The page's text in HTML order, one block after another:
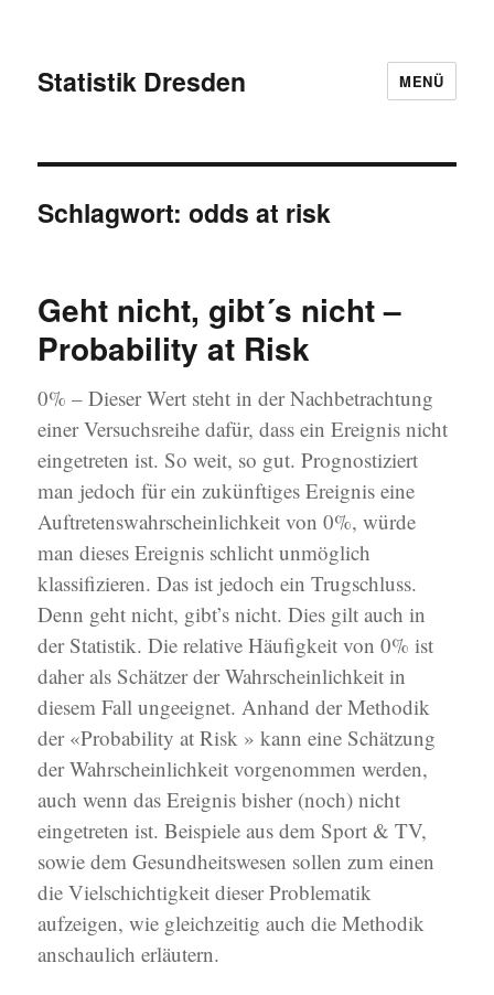
Statistik Dresden MENÜ
Schlagwort:odds at risk
Geht nicht, gibt´s nicht –
Probability at Risk
0% – Dieser Wert steht in der Nachbetrachtung
einer Versuchsreihe dafür, dass ein Ereignis nicht
eingetreten ist. So weit, so gut. Prognostiziert
man jedoch für ein zukünftiges Ereignis eine
Auftretenswahrscheinlichkeit von 0%, würde
man dieses Ereignis schlicht unmöglich
klassifizieren. Das ist jedoch ein Trugschluss.
Denn geht nicht, gibt’s nicht. Dies gilt auch in
der Statistik. Die relative Häufigkeit von 0% ist
daher als Schätzer der Wahrscheinlichkeit in
diesem Fall ungeeignet. Anhand der Methodik
der «Probability at Risk » kann eine Schätzung
der Wahrscheinlichkeit vorgenommen werden,
auch wenn das Ereignis bisher (noch) nicht
eingetreten ist. Beispiele aus dem Sport & TV,
sowie dem Gesundheitswesen sollen zum einen
die Vielschichtigkeit dieser Problematik
aufzeigen, wie gleichzeitig auch die Methodik
anschaulich erläutern.